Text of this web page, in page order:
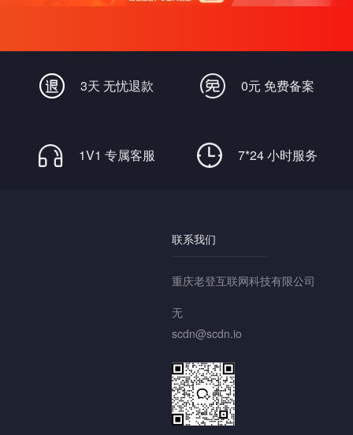
3天 无忧退款 0元 免费备案
1V1 专属客服 7*24 小时服务
联系我们
重庆老登互联网科技有限公司
无
scdn@scdn.io